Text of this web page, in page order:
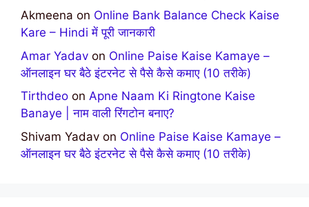
Akmeena on Online Bank Balance Check Kaise
Kare – Hindi में पूरी जानकारी
Amar Yadav on Online Paise Kaise Kamaye –
ऑनलाइन घर बैठे इंटरनेट से पैसे कैसे कमाए (10 तरीके)
Tirthdeo on Apne Naam Ki Ringtone Kaise
Banaye | नाम वाली रिंगटोन बनाए?
Shivam Yadav on Online Paise Kaise Kamaye –
ऑनलाइन घर बैठे इंटरनेट से पैसे कैसे कमाए (10 तरीके)